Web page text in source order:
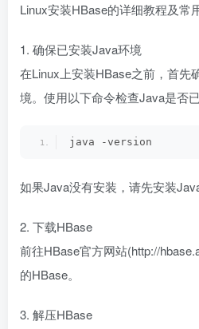
Linux安装HBase的详细教程及常
1. 确保已安装Java环境
在Linux上安装HBase之前，首先
境。使用以下命令检查Java是否
java -version
如果Java没有安装，请先安装Java
2. 下载HBase
前往HBase官方网站(http://
的HBase。
3. 解压HBase